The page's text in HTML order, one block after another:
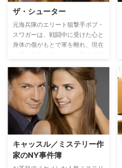
ザ・シューター
元海兵隊のエリート狙撃手ボブ・
スワガーは、戦闘中に受けた心と
身体の傷がもとで軍を離れ、現在
然、海兵隊時代の上司で今では大
統領付きのシークレットサービス
を務めるジョンソンがボブを訪れ
る。大統領の暗殺を示唆する情報
を入手したというジョンソンは、
未然に事件を防ぐためにはどうし
てもボブの助けが必要だと懇願す
る。元上司の頼みとあって引き受
けたボブだが、その行方に待ち受
ける恐ろしい罠を知る由もなかっ
キャッスル／ミステリー作
家のNY事件簿